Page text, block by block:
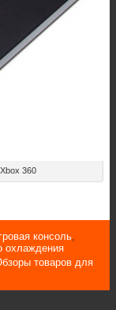
360
консоль,
охлаждения
товаров для